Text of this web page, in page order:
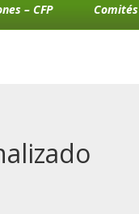
– CFP Comités